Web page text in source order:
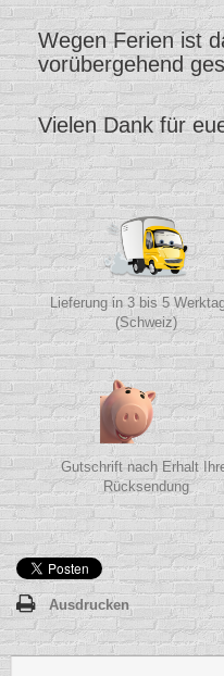
Wegen Ferien ist
vorübergehend
Vielen Dank für
Lieferung in 3 bis 5
(Schweiz)
Gutschrift nach Erhalt
Rücksendung
Ausdrucken